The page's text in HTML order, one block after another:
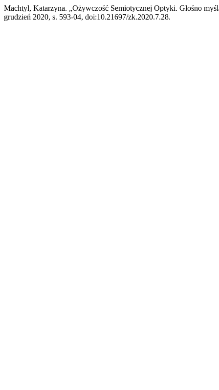
Machtyl, Katarzyna. „Ożywczość Semiotycznej Optyki. Głośno
grudzień 2020, s. 593-04, doi:10.21697/zk.2020.7.28.